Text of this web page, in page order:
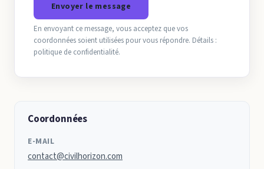
Envoyer le message
En envoyant ce message, vous acceptez que vos
coordonnées soient utilisées pour vous répondre. Détails :
politique de confidentialité.
Coordonnées
E-MAIL
contact@civilhorizon.com